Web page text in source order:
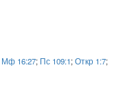
Мф 16:27; Пс 109:1;Откр 1:7;